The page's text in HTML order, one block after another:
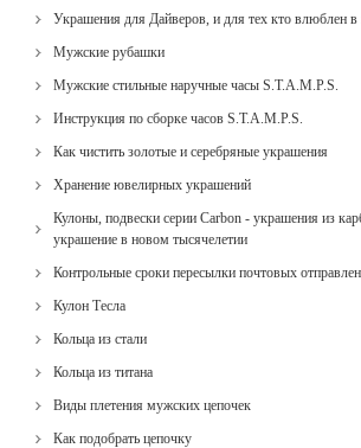
Украшения для Дайверов, и для тех кто влюблен
Мужские рубашки
Мужские стильные наручные часы S.T.A.M.P.S.
Инструкция по сборке часов S.T.A.M.P.S.
Как чистить золотые и серебряные украшения
Хранение ювелирных украшений
Кулоны, подвески серии Carbon - украшения из
украшение в новом тысячелетии
Контрольные сроки пересылки почтовых
Кулон Тесла
Кольца из стали
Кольца из титана
Виды плетения мужских цепочек
Как подобрать цепочку